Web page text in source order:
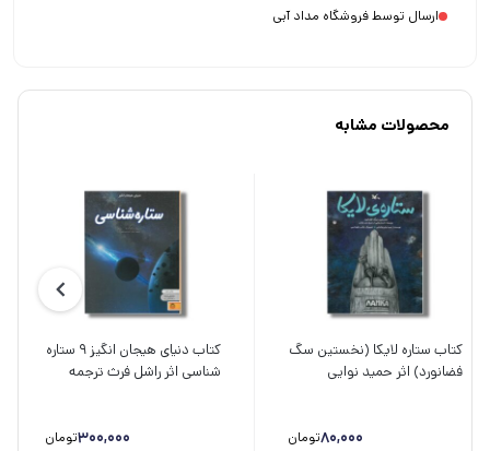
ارسال توسط فروشگاه مداد آبی
محصولات مشابه
کتاب ستاره لایکا (نخستین سگ
فضانورد) اثر حمید نوایی
80,000تومان
کتاب دنیای هیجان انگیز 9 ستاره
شناسی اثر راشل فرث ترجمه
300,000تومان